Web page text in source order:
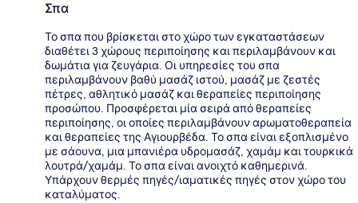
Σπα
Το σπα που βρίσκεται στο χώρο των εγκαταστάσεων
διαθέτει 3 χώρους περιποίησης και περιλαμβάνουν και
δωμάτια για ζευγάρια. Οι υπηρεσίες του σπα
περιλαμβάνουν βαθύ μασάζ ιστού, μασάζ με ζεστές
πέτρες, αθλητικό μασάζ και θεραπείες περιποίησης
προσώπου. Προσφέρεται μία σειρά από θεραπείες
περιποίησης, οι οποίες περιλαμβάνουν αρωματοθεραπεία
και θεραπείες της Αγιουρβέδα. Το σπα είναι εξοπλισμένο
με σάουνα, μια μπανιέρα υδρομασάζ, χαμάμ και τουρκικά
λουτρά/χαμάμ. Το σπα είναι ανοιχτό καθημερινά.
Υπάρχουν θερμές πηγές/ιαματικές πηγές στον χώρο του
καταλύματος.